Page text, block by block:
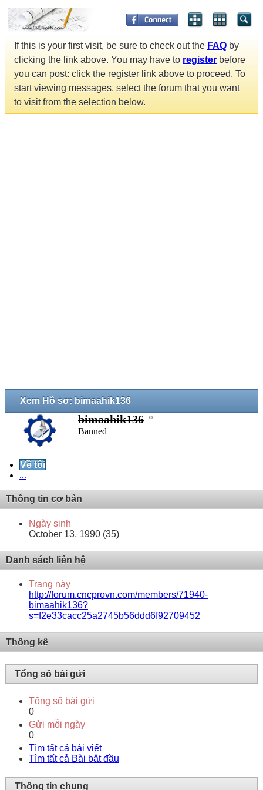
If this is your first visit, be sure to check out the FAQ by
clicking the link above. You may have to register before
you can post: click the register link above to proceed. To
start viewing messages, select the forum that you want
to visit from the selection below.
Xem Hồ sơ: bimaahik136
bimaahik136
Banned
Về tôi
...
Thông tin cơ bản
Ngày sinh
October 13, 1990 (35)
Danh sách liên hệ
Trang này
http://forum.cncprovn.com/members/71940-
bimaahik136?
s=f2e33cacc25a2745b56ddd6f92709452
Thống kê
Tổng số bài gửi
Tổng số bài gửi
0
Gửi mỗi ngày
0
Tìm tất cả bài viết
Tìm tất cả Bài bắt đầu
Thông tin chung